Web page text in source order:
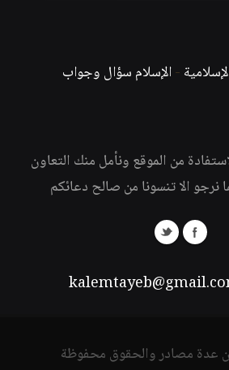
-الإسلام سؤال وجواب
من الموقع ونأمل منك التعاون
نرجو الا تنسونا من صالح دعائكم
عدة مصادر والحقوق محفوظة